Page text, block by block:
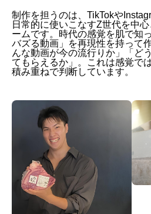
制作を担うのは、TikTokや
日常的に使いこなすZ世代を中
ームです。時代の感覚を肌で知
バズる動画」を再現性を持って
んな動画が今の流行りか」「ど
てもらえるか」。これは感覚で
積み重ねで判断しています。